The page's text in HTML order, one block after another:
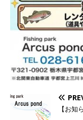
【お